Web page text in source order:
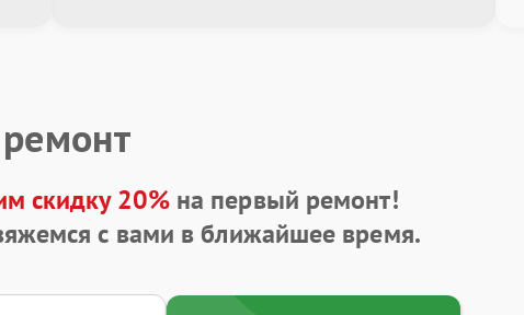
скидку 20%на первый ремонт!
с вами в ближайшее время.